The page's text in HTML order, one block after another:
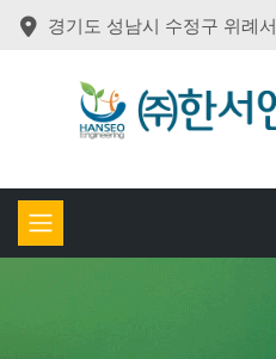
경기도 성남시 수정구 위례